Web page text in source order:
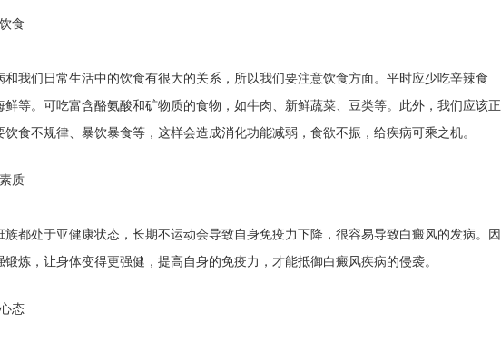
食
们日常生活中的饮食有很大的关系，所以我们要注意饮食方面。平时应少吃辛辣食
鲜等。可吃富含酪氨酸和矿物质的食物，如牛肉、新鲜蔬菜、豆类等。此外，我们应该正
食不规律、暴饮暴食等，这样会造成消化功能减弱，食欲不振，给疾病可乘之机。
质
处于亚健康状态，长期不运动会导致自身免疫力下降，很容易导致白癜风的发病。因
锻炼，让身体变得更强健，提高自身的免疫力，才能抵御白癜风疾病的侵袭。
态